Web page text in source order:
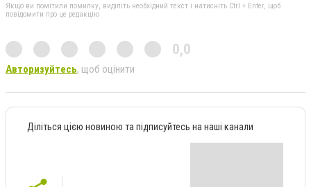
Якщо ви помітили помилку, виділіть необхідний текст і натисніть Ctrl + Enter, щоб
повідомити про це редакцію
0,0
Авторизуйтесь, щоб оцінити
Діліться цією новиною та підписуйтесь на наші канали